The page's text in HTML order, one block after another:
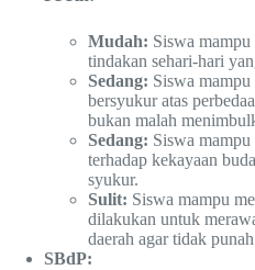
Mudah: Siswa
tindakan sehari-hari
Sedang: Siswa
bersyukur atas
bukan malah
Sedang: Siswa
terhadap kekayaan
syukur.
Sulit: Siswa mampu
dilakukan untuk
daerah agar tidak
SBdP: